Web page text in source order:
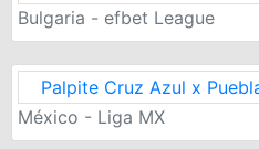
Bulgaria - efbet League
Palpite Cruz Azul x
México - Liga MX